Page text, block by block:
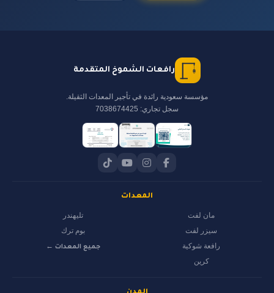
رافعات الشموخ المتقدمة
مؤسسة سعودية رائدة في تأجير المعدات الثقيلة.
سجل تجاري: 7038674425
المعدات
مان لفت
سيزر لفت
رافعة شوكية
كرين
تليهندر
بوم ترك
جميع المعدات ←